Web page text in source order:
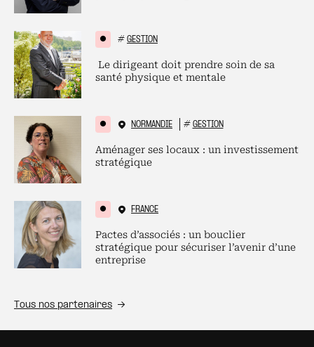
# GESTION
Le dirigeant doit prendre soin de sa
santé physique et mentale
NORMANDIE # GESTION
Aménager ses locaux : un investissement
stratégique
FRANCE
Pactes d’associés : un bouclier
stratégique pour sécuriser l’avenir d’une
entreprise
Tous nos partenaires